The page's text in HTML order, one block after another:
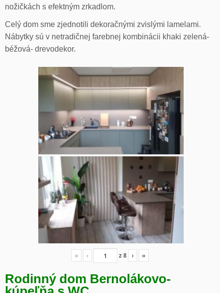
nožičkách s efektným zrkadlom.
Celý dom sme zjednotili dekoračnými zvislými lamelami.
Nábytky sú v netradičnej farebnej kombinácii khaki zelená-
béžová- drevodekor.
« ‹ z8 › »
Rodinný dom Bernolákovo-